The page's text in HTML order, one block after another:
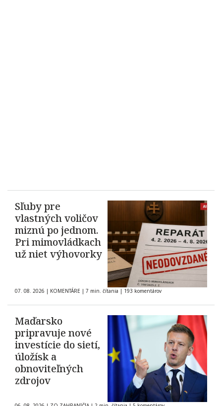
Sľuby pre
vlastných voličov
miznú po jednom.
Pri mimovládkach
už niet výhovorky
07. 08. 2026 | KOMENTÁRE | 7 min. čítania | 193 komentárov
Maďarsko
pripravuje nové
investície do sietí,
úložísk a
obnoviteľných
zdrojov